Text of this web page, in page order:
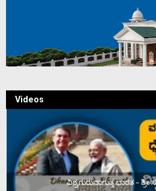
Videos
ವಿಶ್ವಗುರುವಾಗುತ್ತ ಭಾರತ –